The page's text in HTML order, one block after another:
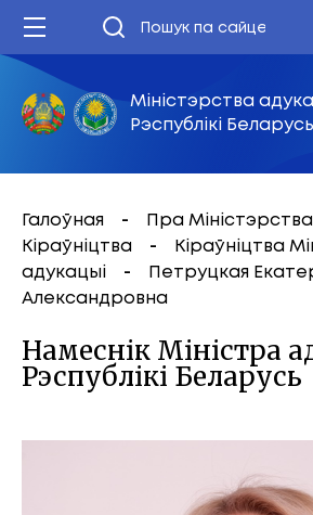
Міністэрства
Рэспублікі Беларусь
Галоўная
Пра Міністэрства
Кіраўніцтва
Кіраўніцтва
адукацыі
Петруцкая
Александровна
Намеснік Міністра
Рэспублікі Беларусь